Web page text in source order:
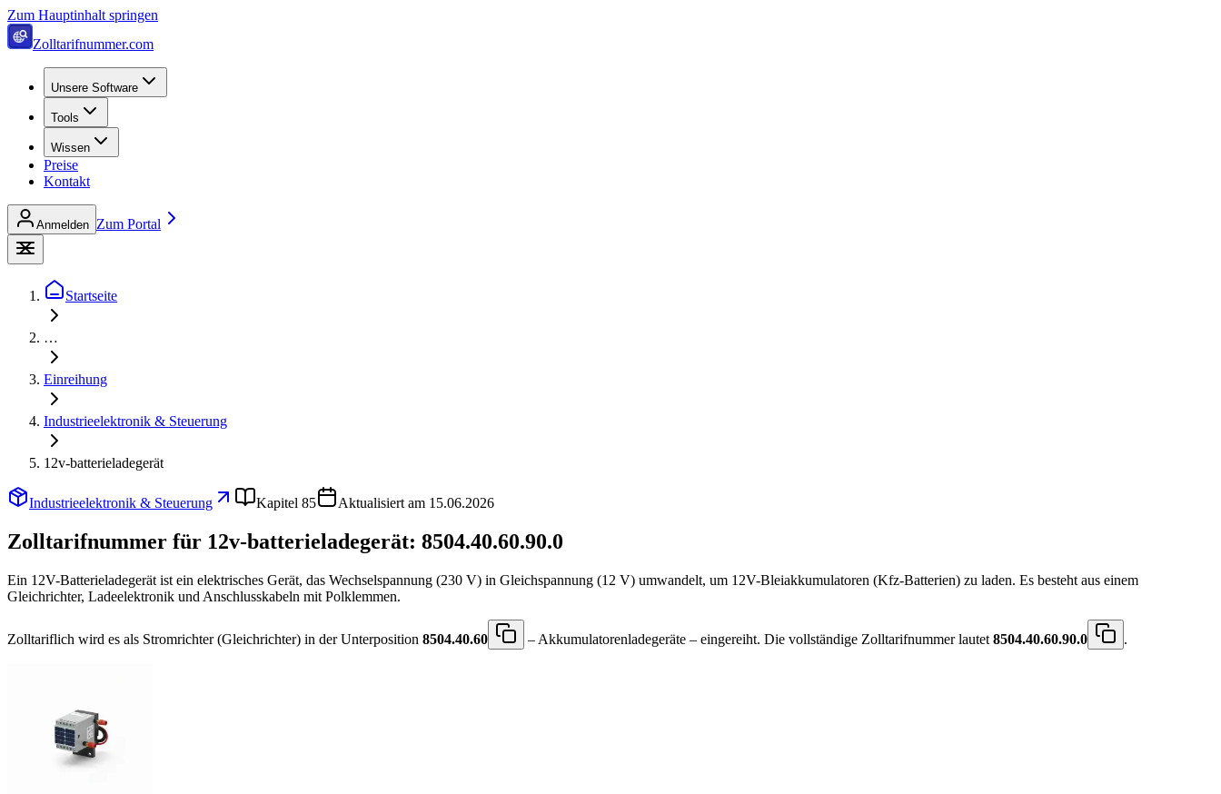
Zum Hauptinhalt springen
Zolltarifnummer.com
Unsere Software
Tools
Wissen
Preise
Kontakt
Anmelden Zum Portal
Startseite
…
Einreihung
Industrieelektronik & Steuerung
12v-batterieladegerät
Industrieelektronik & Steuerung Kapitel 85 Aktualisiert am 15.06.2026
Zolltarifnummer für 12v-batterieladegerät: 8504.40.60.90.0
Ein 12V-Batterieladegerät ist ein elektrisches Gerät, das Wechselspannung (230 V) in Gleichspannung (12 V) umwandelt, um 12V-Bleiakkumulatoren (Kfz-Batterien) zu laden. Es besteht aus einem
Gleichrichter, Ladeelektronik und Anschlusskabeln mit Polklemmen.
Zolltariflich wird es als Stromrichter (Gleichrichter) in der Unterposition 8504.40.60 – Akkumulatorenladegeräte – eingereiht. Die vollständige Zolltarifnummer lautet 8504.40.60.90.0 .